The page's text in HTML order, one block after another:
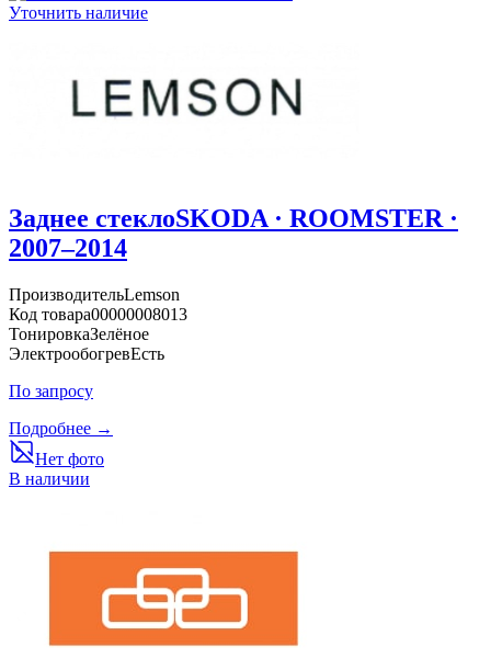
Уточнить наличие
Заднее стеклоSKODA · ROOMSTER ·
2007–2014
ПроизводительLemson
Код товара00000008013
ТонировкаЗелёное
ЭлектрообогревЕсть
По запросу
Подробнее →
Нет фото
В наличии